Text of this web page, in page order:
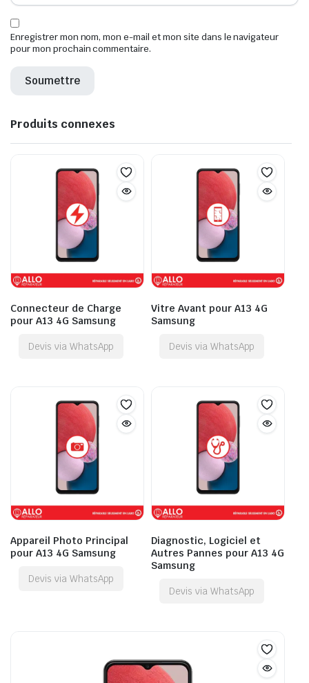
Enregistrer mon nom, mon e-mail et mon site dans le navigateur
pour mon prochain commentaire.
Produits connexes
Connecteur de Charge
pour A13 4G Samsung
Devis via WhatsApp
Vitre Avant pour A13 4G
Samsung
Devis via WhatsApp
Appareil Photo Principal
pour A13 4G Samsung
Devis via WhatsApp
Diagnostic, Logiciel et
Autres Pannes pour A13 4G
Samsung
Devis via WhatsApp